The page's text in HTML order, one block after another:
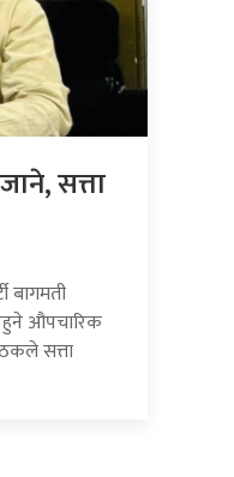
सत्ता
बागमती
औपचारिक
सत्ता